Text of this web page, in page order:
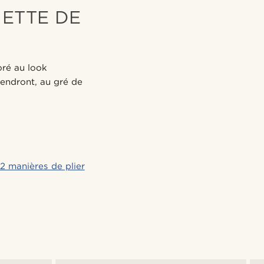
DE
au look
au gré de
manières de plier